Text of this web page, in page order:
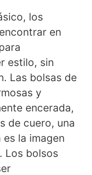
los
en
estilo, sin
Las bolsas de
y
encerada,
de cuero, una
la imagen
Los bolsos